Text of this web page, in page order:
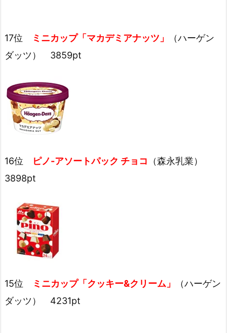
17位 ミニカップ「マカデミアナッツ」
（ハーゲン
ダッツ） 3859pt
16位 ピノ-アソートパック チョコ （森永乳業）
3898pt
15位 ミニカップ「クッキー&クリーム」
（ハーゲン
ダッツ） 4231pt